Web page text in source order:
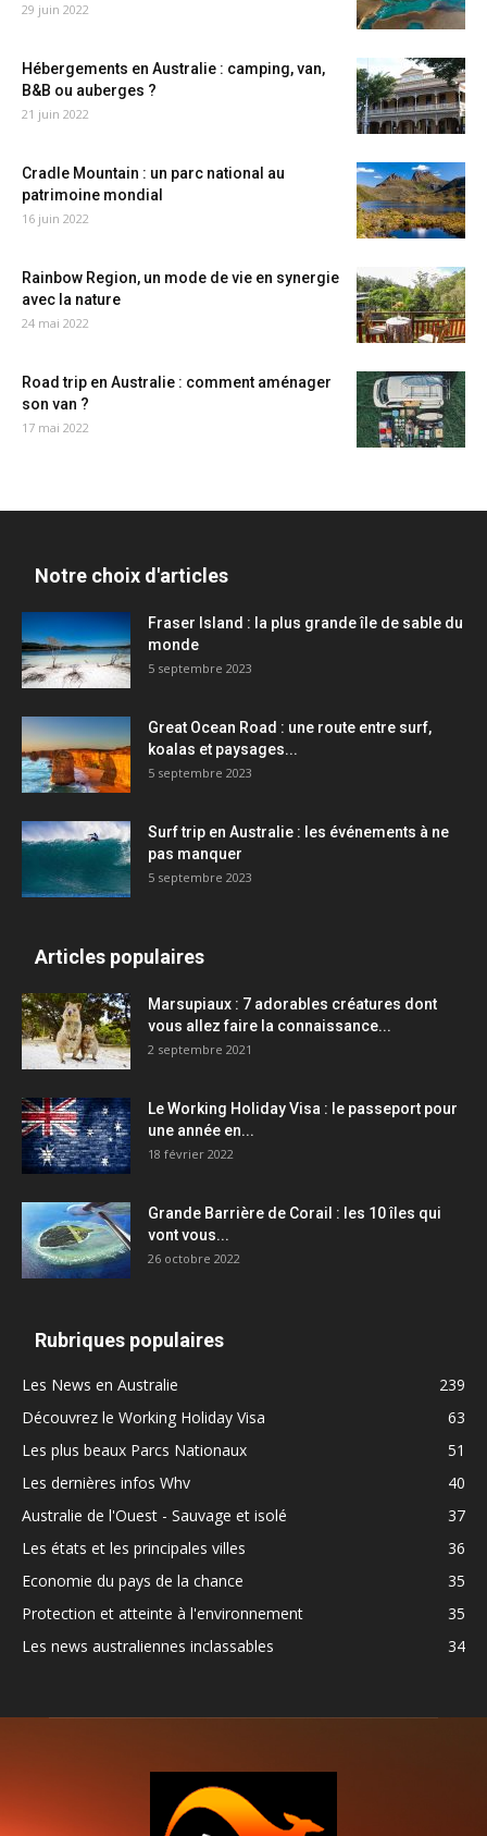
29 juin 2022
Hébergements en Australie : camping, van,
B&B ou auberges ?
21 juin 2022
Cradle Mountain : un parc national au
patrimoine mondial
16 juin 2022
Rainbow Region, un mode de vie en synergie
avec la nature
24 mai 2022
Road trip en Australie : comment aménager
son van ?
17 mai 2022
Notre choix d'articles
Fraser Island : la plus grande île de sable du
monde
5 septembre 2023
Great Ocean Road : une route entre surf,
koalas et paysages...
5 septembre 2023
Surf trip en Australie : les événements à ne
pas manquer
5 septembre 2023
Articles populaires
Marsupiaux : 7 adorables créatures dont
vous allez faire la connaissance...
2 septembre 2021
Le Working Holiday Visa : le passeport pour
une année en...
18 février 2022
Grande Barrière de Corail : les 10 îles qui
vont vous...
26 octobre 2022
Rubriques populaires
Les News en Australie
239
Découvrez le Working Holiday Visa
63
Les plus beaux Parcs Nationaux
51
Les dernières infos Whv
40
Australie de l'Ouest - Sauvage et isolé
37
Les états et les principales villes
36
Economie du pays de la chance
35
Protection et atteinte à l'environnement
35
Les news australiennes inclassables
34